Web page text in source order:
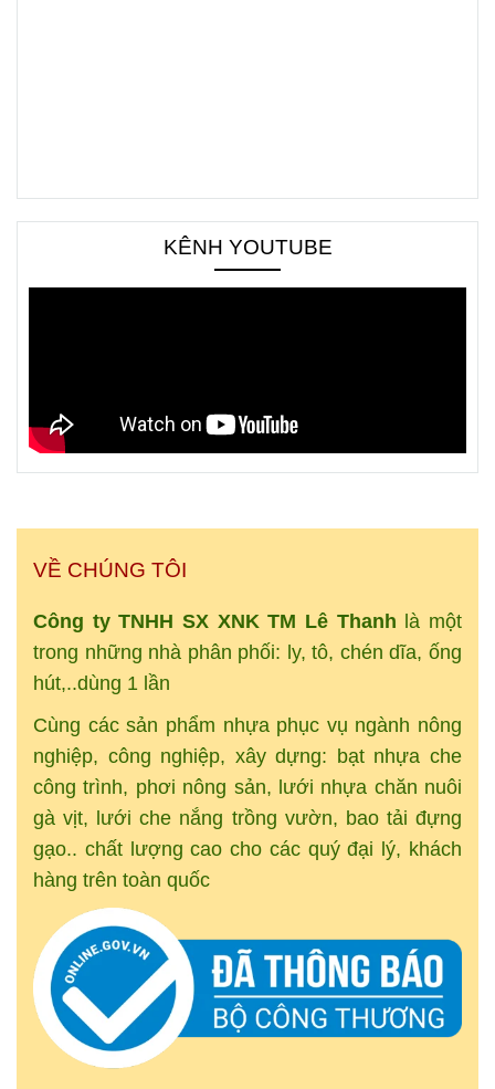
KÊNH YOUTUBE
VỀ CHÚNG TÔI
Công ty TNHH SX XNKTM Lê Thanh là một
trong những nhà phân phối: ly, tô, chén dĩa, ống
hút,..dùng 1 lần
Cùng các sản phẩm nhựa phục vụ ngành nông
nghiệp, công nghiệp, xây dựng: bạt nhựa che
công trình, phơi nông sản, lưới nhựa chăn nuôi
gà vịt, lưới che nắng trồng vườn, bao tải đựng
gạo.. chất lượng cao cho các quý đại lý, khách
hàng trên toàn quốc